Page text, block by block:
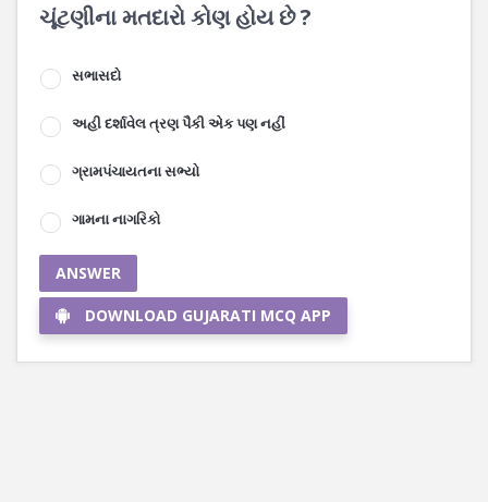
ચૂંટણીના મતદારો કોણ હોય છે ?
સભાસદો
અહી દર્શાવેલ ત્રણ પૈકી એક પણ નહીં
ગ્રામપંચાયતના સભ્યો
ગામના નાગરિકો
ANSWER
DOWNLOAD GUJARATI MCQ APP